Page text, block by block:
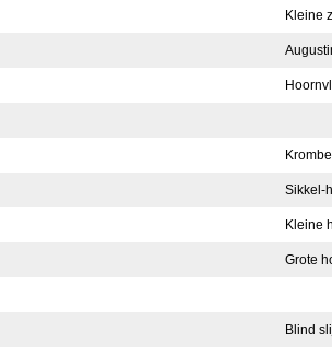
Kleine
Sikkel-
Kleine
Grote
Blind